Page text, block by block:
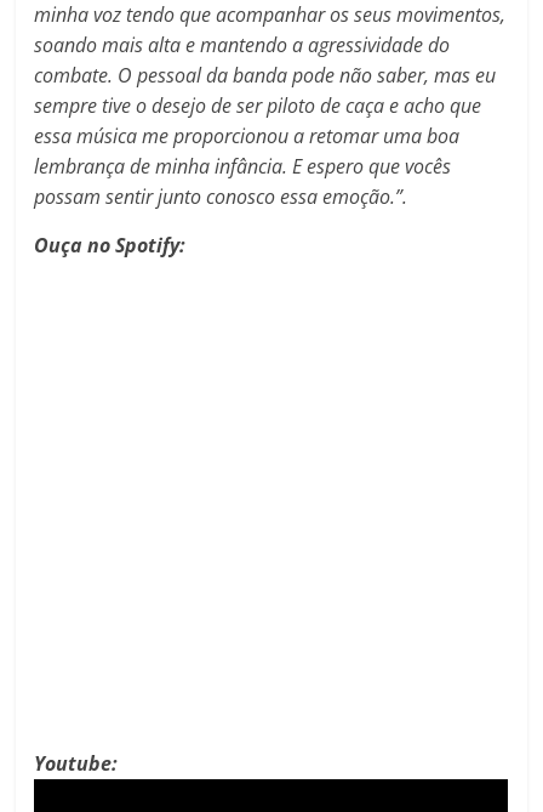
minha voz tendo que acompanhar os seus movimentos,
soando mais alta e mantendo a agressividade do
combate. O pessoal da banda pode não saber, mas eu
sempre tive o desejo de ser piloto de caça e acho que
essa música me proporcionou a retomar uma boa
lembrança de minha infância. E espero que vocês
possam sentir junto conosco essa emoção.”.
Ouça no Spotify:
Youtube: